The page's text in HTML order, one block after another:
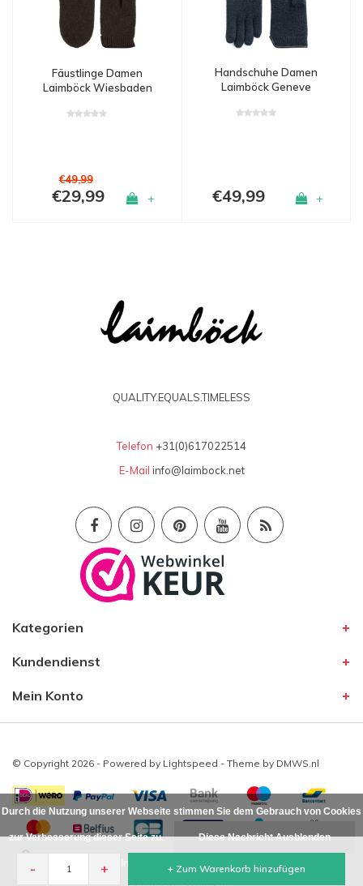
- + + Zum Warenkorb hinzufügen
Fäustlinge Damen
Laimböck Wiesbaden
€49,99
€29,99 +
Handschuhe Damen
Laimböck Geneve
€49,99 +
QUALITY.EQUALS.TIMELESS
Telefon +31(0)617022514
E-Mail info@laimbock.net
Kategorien
Kundendienst
Mein Konto
© Copyright 2026 - Powered by Lightspeed - Theme by DMWS.nl
Durch die Nutzung unserer Webseite stimmen Sie dem Gebrauch von Cookies
zur Verbesserung dieser Seite zu. Diese Nachricht Ausblenden
Für weitere Informationen beachten Sie bitte unsere
Datenschutzerklärung. »